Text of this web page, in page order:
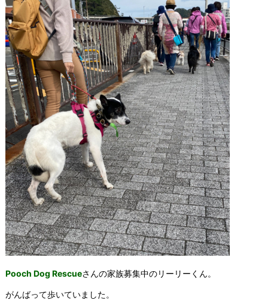
Pooch Dog Rescueさんの家族募集中のリーリーくん。
がんばって歩いていました。